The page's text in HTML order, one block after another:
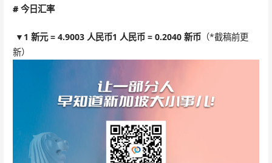
#今日汇率
▼ 1 新元 = 4.9003 人民币1 人民币 = 0.2040 新币（*截稿前更
新）